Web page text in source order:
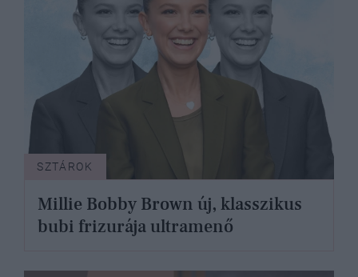
SZTÁROK
Millie Bobby Brown új, klasszikus
bubi frizurája ultramenő